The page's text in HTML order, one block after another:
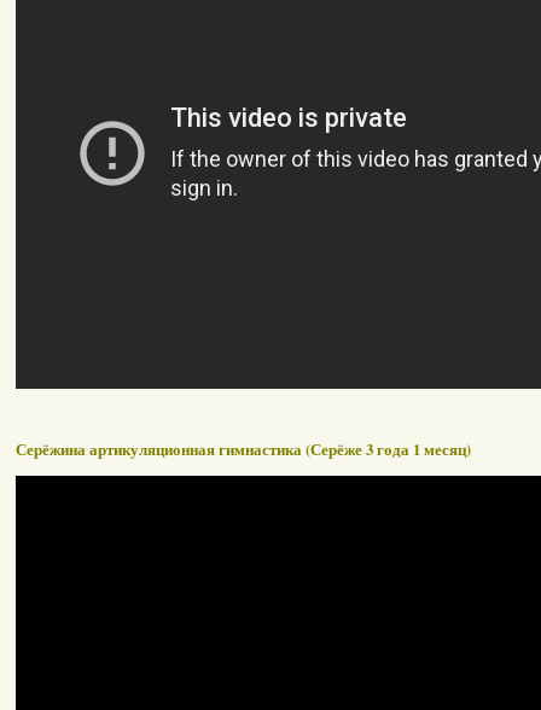
Серёжина артикуляционная гимнастика (Серёже 3 года 1 месяц)